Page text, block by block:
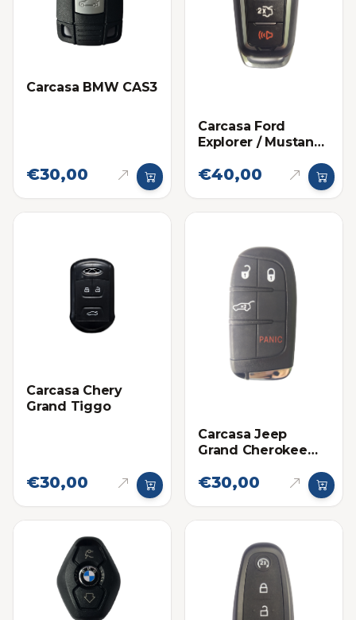
Carcasa BMW CAS3
€30,00
Carcasa Ford
Explorer / Mustang
botones
€40,00
Carcasa Chery
Grand Tiggo
€30,00
Carcasa Jeep
Grand Cherokee
€30,00